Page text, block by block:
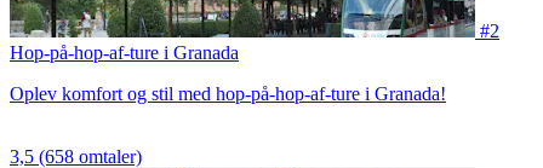
#2
Hop-på-hop-af-ture i Granada
Oplev komfort og stil med hop-på-hop-af-ture i Granada!
3,5 (658 omtaler)